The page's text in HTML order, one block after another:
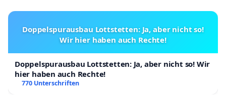
die aufgrund behördlicher Maßnahmen verlegt
Doppelspurausbau Lottstetten: Ja, aber nicht so!
Wir hier haben auch Rechte!
Doppelspurausbau Lottstetten: Ja, aber nicht so! Wir
hier haben auch Rechte!
770 Unterschriften